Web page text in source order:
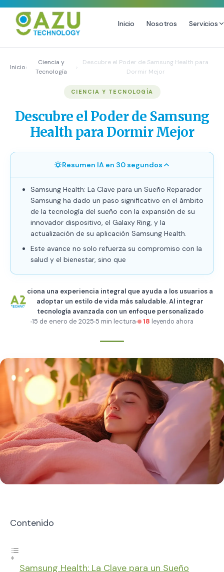
Inicio Nosotros Servicios
Email Marketing y SMS
Growth Youtube ↗
Producción de Videos
Inicio›
Ciencia y
Tecnología
›
Descubre el Poder de Samsung Health para
Dormir Mejor
CIENCIA Y TECNOLOGÍA
Descubre el Poder de Samsung
Health para Dormir Mejor
Resumen IA en 30 segundos
Samsung Health: La Clave para un Sueño Reparador
Samsung ha dado un paso significativo en el ámbito
de la tecnología del sueño con la expansión de su
innovador dispositivo, el Galaxy Ring, y la
actualización de su aplicación Samsung Health.
Este avance no solo refuerza su compromiso con la
salud y el bienestar, sino que
ciona una experiencia integral que ayuda a los usuarios a
adoptar un estilo de vida más saludable. Al integrar
tecnología avanzada con un enfoque personalizado
15 de enero de 2025 5 min lectura 18 leyendo ahora
Contenido
Samsung Health: La Clave para un Sueño